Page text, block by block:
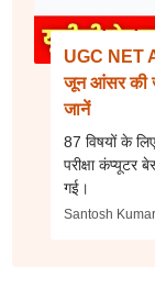
UGC NET
जून आंसर की
जानें
87 विषयों के
परीक्षा कंप्यूटर
गई।
Santosh Kumar